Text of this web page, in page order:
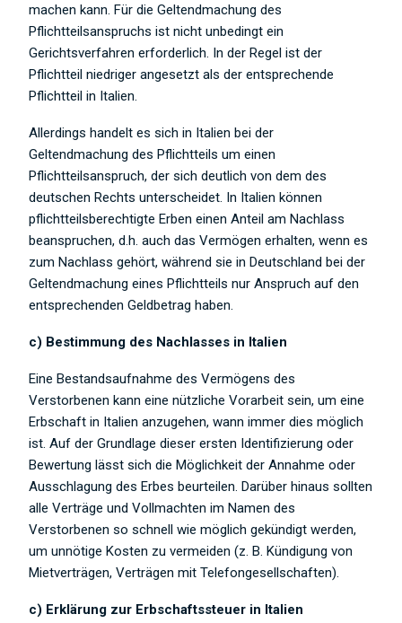
machen kann. Für die Geltendmachung des
Pflichtteilsanspruchs ist nicht unbedingt ein
Gerichtsverfahren erforderlich. In der Regel ist der
Pflichtteil niedriger angesetzt als der entsprechende
Pflichtteil in Italien.
Allerdings handelt es sich in Italien bei der
Geltendmachung des Pflichtteils um einen
Pflichtteilsanspruch, der sich deutlich von dem des
deutschen Rechts unterscheidet. In Italien können
pflichtteilsberechtigte Erben einen Anteil am Nachlass
beanspruchen, d.h. auch das Vermögen erhalten, wenn es
zum Nachlass gehört, während sie in Deutschland bei der
Geltendmachung eines Pflichtteils nur Anspruch auf den
entsprechenden Geldbetrag haben.
c) Bestimmung des Nachlasses in Italien
Eine Bestandsaufnahme des Vermögens des
Verstorbenen kann eine nützliche Vorarbeit sein, um eine
Erbschaft in Italien anzugehen, wann immer dies möglich
ist. Auf der Grundlage dieser ersten Identifizierung oder
Bewertung lässt sich die Möglichkeit der Annahme oder
Ausschlagung des Erbes beurteilen. Darüber hinaus sollten
alle Verträge und Vollmachten im Namen des
Verstorbenen so schnell wie möglich gekündigt werden,
um unnötige Kosten zu vermeiden (z. B. Kündigung von
Mietverträgen, Verträgen mit Telefongesellschaften).
c) Erklärung zur Erbschaftssteuer in Italien